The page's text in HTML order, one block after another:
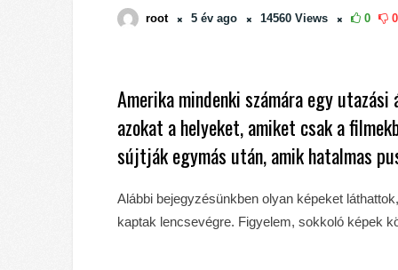
root 5 év ago 14560 Views 0 0
Amerika mindenki számára egy
azokat a helyeket, amiket csak a
sújtják egymás után, amik hatalmas
Alábbi bejegyzésünkben olyan képeket
kaptak lencsevégre. Figyelem, sokkoló képek